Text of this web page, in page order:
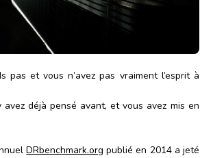
et vous n’avez pas vraiment l’esprit à
déjà pensé avant, et vous avez mis en
DRbenchmark.org publié en 2014 a jeté